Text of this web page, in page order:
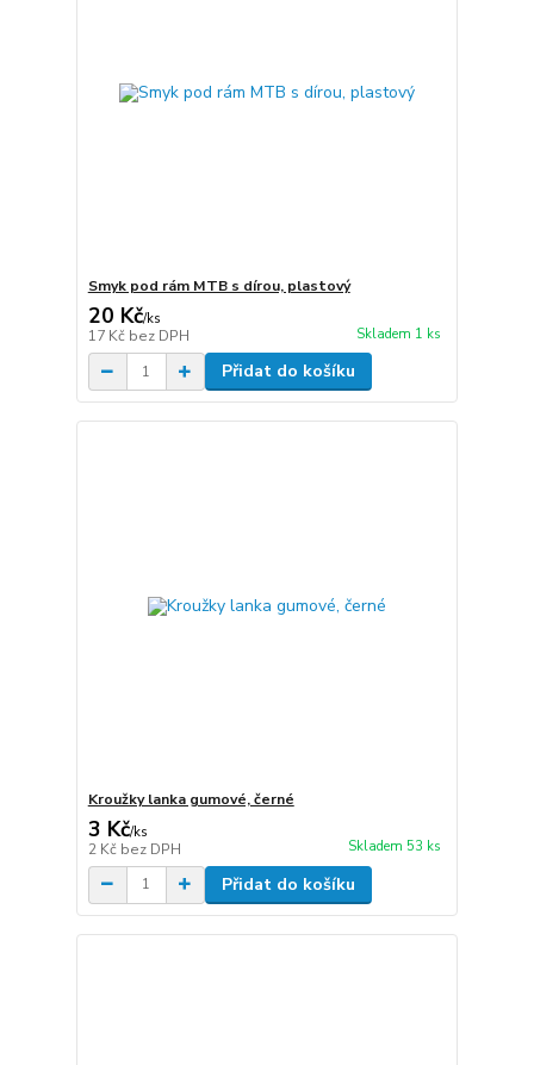
Smyk pod rám MTB s dírou, plastový
20 Kč/ks
17 Kč bez DPH Skladem 1 ks
Přidat do košíku
Kroužky lanka gumové, černé
3 Kč/ks
2 Kč bez DPH Skladem 53 ks
Přidat do košíku